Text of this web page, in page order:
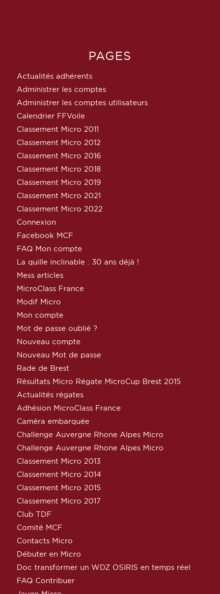
PAGES
Actualités adhérents
Administrer les comptes
Administrer les comptes utilisateurs
Calendrier FFVoile
Classement Micro 2011
Classement Micro 2012
Classement Micro 2016
Classement Micro 2018
Classement Micro 2019
Classement Micro 2021
Classement Micro 2022
Connexion
Facebook MCF
FAQ Mon compte
La quille inclinable : 30 ans déjà !
Mess articles
MicroClass France
Modif Micro
Mon compte
Mot de passe oublié ?
Nouveau compte
Nouveau Mot de passe
Rade de Brest
Résultats Micro Régate MicroCup Brest 2015
Actualités régates
Adhésion MicroClass France
Caméra embarquée
Challenge Auvergne Rhone Alpes Micro
Challenge Auvergne Rhone Alpes Micro
Classement Micro 2013
Classement Micro 2014
Classement Micro 2015
Classement Micro 2017
Club TDF
Comité MCF
Contacts Micro
Débuter en Micro
Doc transformer un WDZ OSIRIS en temps réel
FAQ Contribuer